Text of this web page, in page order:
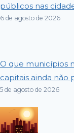
públicos nas
6 de agosto de 2026
O que municípios
capitais ainda não
5 de agosto de 2026